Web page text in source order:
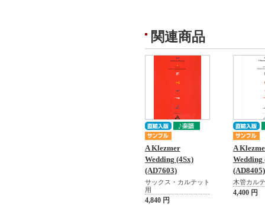
関連商品
A Klezmer
Wedding (4Sx)
(AD7603)
サックス・カルテット
用
4,840 円
A
Wedding
(AD8405)
木管カル
4,400 円